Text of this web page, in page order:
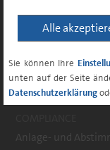
Alle
Sie können Ihre
unten auf der Seite
Datenschutzerklärung
Geschäftsführung
Unsere Services
Verwahrstellen
Anlage- und